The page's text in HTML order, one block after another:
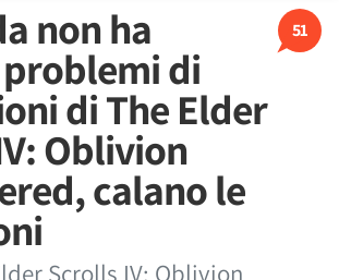
51
non ha
di
di The Elder
Oblivion
calano le
Scrolls IV: Oblivion